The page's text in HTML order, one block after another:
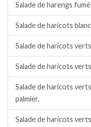
Salade de harengs
Salade de haricots
Salade de haricots
Salade de haricots
Salade de haricots
palmier.
Salade de haricots